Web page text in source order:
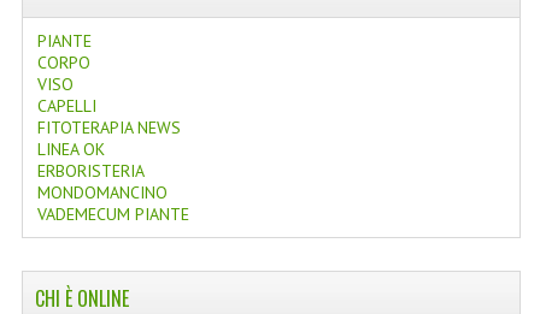
PIANTE
CORPO
VISO
CAPELLI
FITOTERAPIA NEWS
LINEA OK
ERBORISTERIA
MONDOMANCINO
VADEMECUM PIANTE
CHI È ONLINE